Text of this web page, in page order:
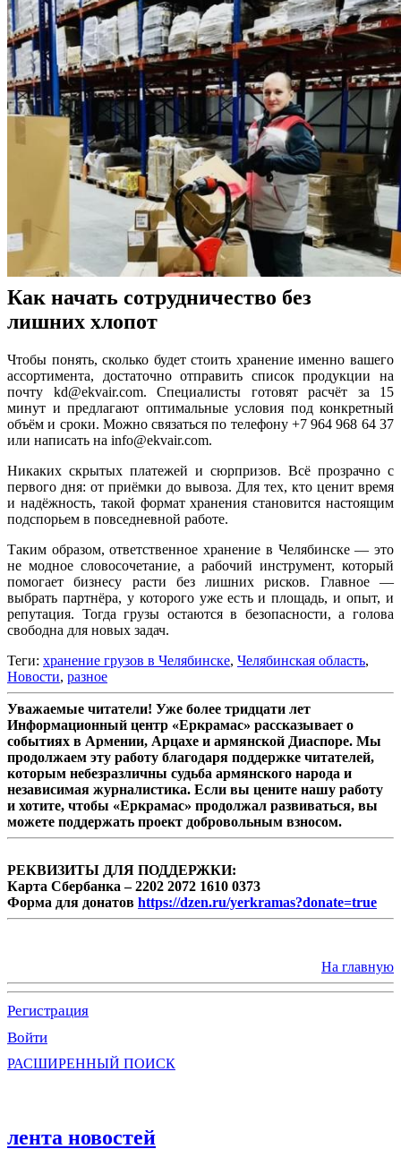
Как начать сотрудничество без
лишних хлопот
Чтобы понять, сколько будет стоить хранение именно вашего
ассортимента, достаточно отправить список продукции на
почту kd@ekvair.com. Специалисты готовят расчёт за 15
минут и предлагают оптимальные условия под конкретный
объём и сроки. Можно связаться по телефону +7 964 968 64 37
или написать на info@ekvair.com.
Никаких скрытых платежей и сюрпризов. Всё прозрачно с
первого дня: от приёмки до вывоза. Для тех, кто ценит время
и надёжность, такой формат хранения становится настоящим
подспорьем в повседневной работе.
Таким образом, ответственное хранение в Челябинске — это
не модное словосочетание, а рабочий инструмент, который
помогает бизнесу расти без лишних рисков. Главное —
выбрать партнёра, у которого уже есть и площадь, и опыт, и
репутация. Тогда грузы остаются в безопасности, а голова
свободна для новых задач.
Теги: хранение грузов в Челябинске, Челябинская область,
Новости, разное
Уважаемые читатели! Уже более тридцати лет
Информационный центр «Еркрамас» рассказывает о
событиях в Армении, Арцахе и армянской Диаспоре. Мы
продолжаем эту работу благодаря поддержке читателей,
которым небезразличны судьба армянского народа и
независимая журналистика. Если вы цените нашу работу
и хотите, чтобы «Еркрамас» продолжал развиваться, вы
можете поддержать проект добровольным взносом.
РЕКВИЗИТЫ ДЛЯ ПОДДЕРЖКИ:
Карта Сбербанка – 2202 2072 1610 0373
Форма для донатов https://dzen.ru/yerkramas?donate=true
На главную
Регистрация
Войти
РАСШИРЕННЫЙ ПОИСК
лента новостей